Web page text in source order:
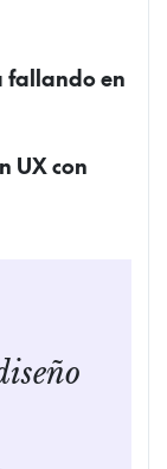
fallando en
UX con